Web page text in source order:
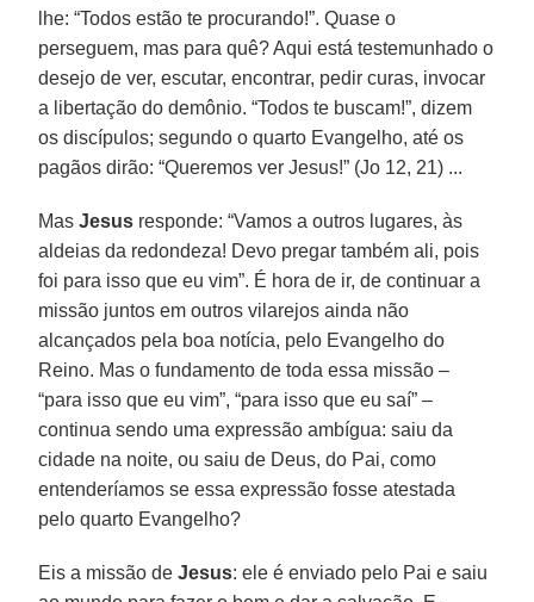
lhe: “Todos estão te procurando!”. Quase o
perseguem, mas para quê? Aqui está testemunhado o
desejo de ver, escutar, encontrar, pedir curas, invocar
a libertação do demônio. “Todos te buscam!”, dizem
os discípulos; segundo o quarto Evangelho, até os
pagãos dirão: “Queremos ver Jesus!” (Jo 12, 21) ...
MasJesus responde: “Vamos a outros lugares, às
aldeias da redondeza! Devo pregar também ali, pois
foi para isso que eu vim”. É hora de ir, de continuar a
missão juntos em outros vilarejos ainda não
alcançados pela boa notícia, pelo Evangelho do
Reino. Mas o fundamento de toda essa missão –
“para isso que eu vim”, “para isso que eu saí” –
continua sendo uma expressão ambígua: saiu da
cidade na noite, ou saiu de Deus, do Pai, como
entenderíamos se essa expressão fosse atestada
pelo quarto Evangelho?
Eis a missão deJesus: ele é enviado pelo Pai e saiu